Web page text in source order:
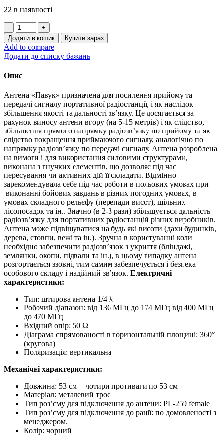
22 в наявності
Антена
«Павук»
VHF/UHF
антена
для
Motorola
(кабель
15м.)
кількість
Додати в кошик Купити зараз
Add to compare
Додати до списку бажань
Опис
Антена «Павук» призначена для посилення прийому та
передачі сигналу портативної радіостанції, і як наслідок
збільшення якості та дальності зв’язку. Це досягається за
рахунок виносу антени вгору (на 5-15 метрів) і як слідство,
збільшення прямого напрямку радіозв’язку по прийому та як
слідство покращення приймаючого сигналу, аналогічно по
напрямку радіозв’язку по передачі сигналу. Антена розроблена
на вимоги і для використання силовими структурами,
виконана з гнучких елементів, що дозволяє під час
пересування чи активних дій її складати. Відмінно
зарекомендувала себе під час роботи в польових умовах при
виконанні бойових завдань в різних погодних умовах, в
умовах складного рельєфу (перепади висот), щільних
лісопосадок та ін.. Значно (в 2-3 рази) збільшується дальність
радіозв’язку для портативних радіостанцій різних виробників.
Антена може підвішуватися на будь які висоти (дахи будинків,
дерева, стовпи, вежі та ін.). Зручна в користуванні коли
необхідно забезпечити радіозв’язок з укриття (бліндажі,
землянки, окопи, підвали та ін.), в цьому випадку антена
розгортається ззовні, тим самим забезпечується і безпека
особового складу і надійний зв’язок. Електричні
характеристики:
Тип: штирова антена 1/4 λ
Робочий діапазон: від 136 МГц до 174 МГц від 400 МГц
до 470 МГц
Вхідний опір: 50 Ω
Діаграма спрямованості в горизонтальній площині: 360°
(кругова)
Поляризація: вертикальна
Механічні характеристики:
Довжина: 53 см + чотири противаги по 53 см
Матеріал: металевий трос
Тип роз’єму для підключення до антени: PL-259 female
Тип роз’єму для підключення до рації: по домовленості з
менеджером.
Колір: чорний